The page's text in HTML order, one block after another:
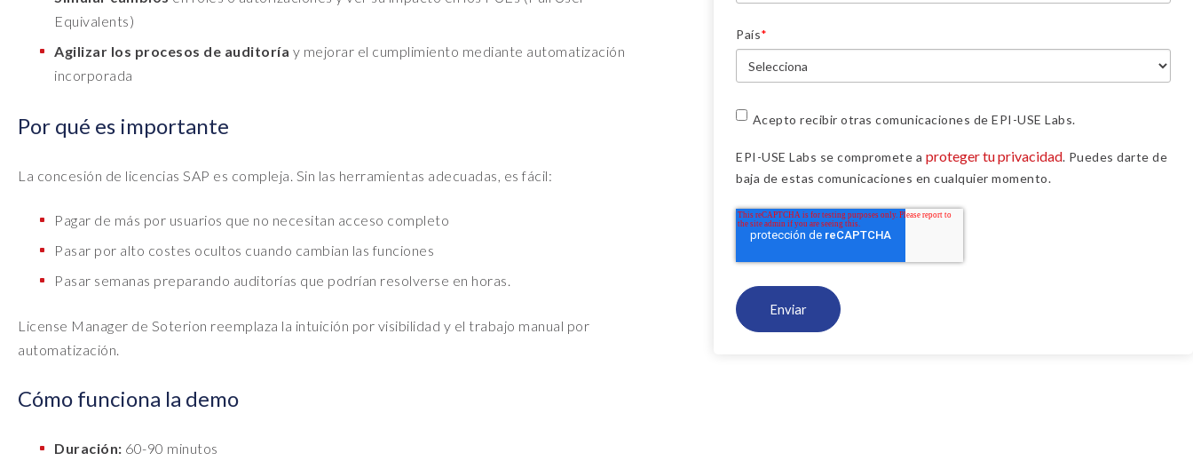
Equivalents)
Agilizar los procesos de auditoría y mejorar el cumplimiento mediante automatización
incorporada
Por qué es importante
La concesión de licencias SAP es compleja. Sin las herramientas adecuadas, es fácil:
Pagar de más por usuarios que no necesitan acceso completo
Pasar por alto costes ocultos cuando cambian las funciones
Pasar semanas preparando auditorías que podrían resolverse en horas.
License Manager de Soterion reemplaza la intuición por visibilidad y el trabajo manual por
automatización.
Cómo funciona la demo
Duración: 60-90 minutos
País*
Acepto recibir otras comunicaciones de EPI-USE Labs.
EPI-USE Labs se compromete a proteger tu privacidad. Puedes darte de
baja de estas comunicaciones en cualquier momento.